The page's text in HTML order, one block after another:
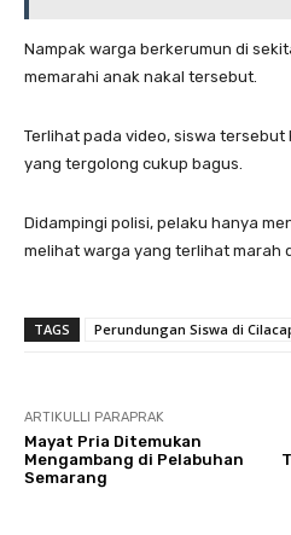
Nampak warga berkerumun di
memarahi anak nakal tersebut.
Terlihat pada video, siswa
yang tergolong cukup bagus.
Didampingi polisi, pelaku hanya
melihat warga yang terlihat marah
TAGS Perundungan Siswa di
ARTIKULLI PARAPRAK
Mayat Pria Ditemukan
Mengambang di Pelabuhan
Semarang